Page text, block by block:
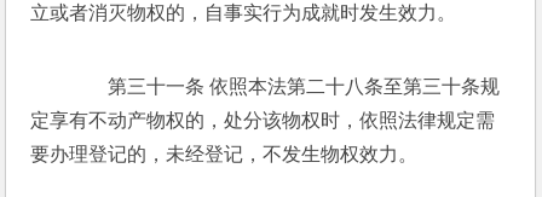
立或者消灭物权的，自事实行为成就时发生效力。
第三十一条 依照本法第二十八条至第三十条规
定享有不动产物权的，处分该物权时，依照法律规定需
要办理登记的，未经登记，不发生物权效力。